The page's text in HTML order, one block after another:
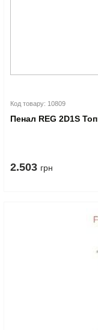
Код товару: 10809
Пенал REG 2D1S
2.503 грн